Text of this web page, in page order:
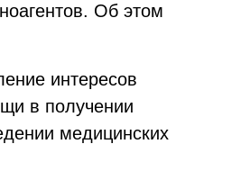
Об этом
интересов
в получении
медицинских